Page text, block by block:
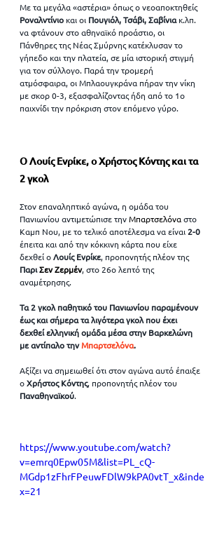
Με τα μεγάλα «αστέρια» όπως ο νεοαποκτηθείς
Ροναλντίνιο και οι Πουγιόλ, Τσάβι, Σαβίνια κ.λπ.
να φτάνουν στο αθηναϊκό προάστιο, οι
Πάνθηρες της Νέας Σμύρνης κατέκλυσαν το
γήπεδο και την πλατεία, σε μία ιστορική στιγμή
για τον σύλλογο. Παρά την τρομερή
ατμόσφαιρα, οι Μπλαουγκράνα πήραν την νίκη
με σκορ 0-3, εξασφαλίζοντας ήδη από το 1ο
παιχνίδι την πρόκριση στον επόμενο γύρο.
Ο Λουίς Ενρίκε, ο Χρήστος Κόντης και τα
2 γκολ
Στον επαναληπτικό αγώνα, η ομάδα του
Πανιωνίου αντιμετώπισε την Μπαρτσελόνα στο
Καμπ Νου, με το τελικό αποτέλεσμα να είναι 2-0
έπειτα και από την κόκκινη κάρτα που είχε
δεχθεί ο Λουίς Ενρίκε, προπονητής πλέον της
Παρι Σεν Ζερμέν, στο 26ο λεπτό της
αναμέτρησης.
Τα 2 γκολ παθητικό του Πανιωνίου παραμένουν
έως και σήμερα τα λιγότερα γκολ που έχει
δεχθεί ελληνική ομάδα μέσα στην Βαρκελώνη
με αντίπαλο την Μπαρτσελόνα.
Αξίζει να σημειωθεί ότι στον αγώνα αυτό έπαιξε
ο Χρήστος Κόντης, προπονητής πλέον του
Παναθηναϊκού.
https://www.youtube.com/watch?
v=emrq0Epw05M&list=PL_cQ-
MGdp1zFhrFPeuwFDlW9kPA0vtT_x&inde
x=21